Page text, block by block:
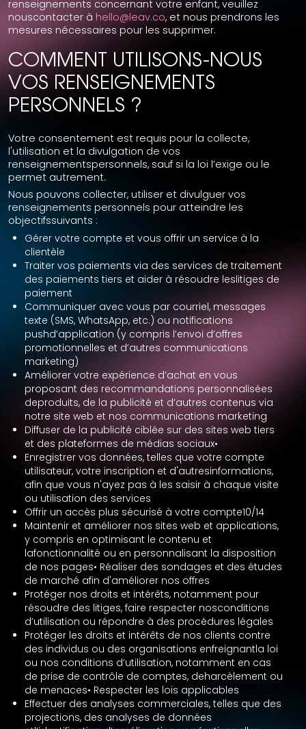
renseignements concernant votre enfant, veuillez
nouscontacter à hello@leav.co, et nous prendrons les
mesures nécessaires pour les supprimer.
COMMENT UTILISONS-NOUS
VOS RENSEIGNEMENTS
PERSONNELS ?
Votre consentement est requis pour la collecte,
l'utilisation et la divulgation de vos
renseignementspersonnels, sauf si la loi l’exige ou le
permet autrement.
Nous pouvons collecter, utiliser et divulguer vos
renseignements personnels pour atteindre les
objectifssuivants :
Gérer votre compte et vous offrir un service à la
clientèle
Traiter vos paiements via des services de traitement
des paiements tiers et aider à résoudre leslitiges de
paiement
Communiquer avec vous par courriel, messages
texte (SMS, WhatsApp, etc.) ou notifications
pushd’application (y compris l’envoi d’offres
promotionnelles et d’autres communications
marketing)
Améliorer votre expérience d’achat en vous
proposant des recommandations personnalisées
deproduits, de la publicité et d’autres contenus via
notre site web et nos communications marketing
Diffuser de la publicité ciblée sur des sites web tiers
et des plateformes de médias sociaux•
Enregistrer vos données, telles que votre compte
utilisateur, votre inscription et d'autresinformations,
afin que vous n'ayez pas à les saisir à chaque visite
ou utilisation des services
Offrir un accès plus sécurisé à votre compte10/14
Maintenir et améliorer nos sites web et applications,
y compris en optimisant le contenu et
lafonctionnalité ou en personnalisant la disposition
de nos pages• Réaliser des sondages et des études
de marché afin d'améliorer nos offres
Protéger nos droits et intérêts, notamment pour
résoudre des litiges, faire respecter nosconditions
d’utilisation ou répondre à des procédures légales
Protéger les droits et intérêts de nos clients contre
des individus ou des organisations enfreignantla loi
ou nos conditions d’utilisation, notamment en cas
de prise de contrôle de comptes, deharcèlement ou
de menaces• Respecter les lois applicables
Effectuer des analyses commerciales, telles que des
projections, des analyses de données